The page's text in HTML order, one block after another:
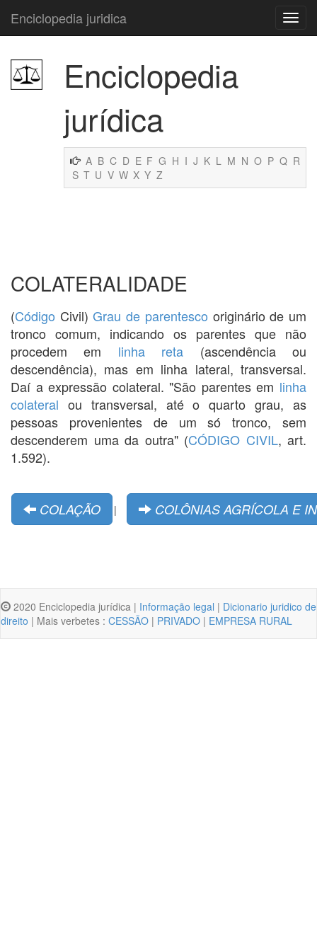
Enciclopedia juridica
Enciclopedia
jurídica
A B C D E F G H I J K L M N O P Q R
S T U V W X Y Z
COLATERALIDADE
(Código Civil)Grau de parentesco originário de um
tronco comum, indicando os parentes que não
procedem em linha reta (ascendência ou
descendência), mas em linha lateral, transversal.
Daí a expressão colateral. "São parentes em linha
colateral ou transversal, até o quarto grau, as
pessoas provenientes de um só tronco, sem
descenderem uma da outra" (CÓDIGO CIVIL, art.
1.592).
COLAÇÃO | COLÔNIAS AGRÍCOLA E
2020 Enciclopedia jurídica | Informação legal | Dicionario juridico de
direito | Mais verbetes : CESSÃO | PRIVADO | EMPRESA RURAL